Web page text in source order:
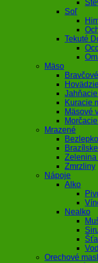
Soľ
Tekuté
Mäso
Kuracie
Mäsové
Mrazené
Zmrzliny
Nápoje
Alko
Nealko
Orechové